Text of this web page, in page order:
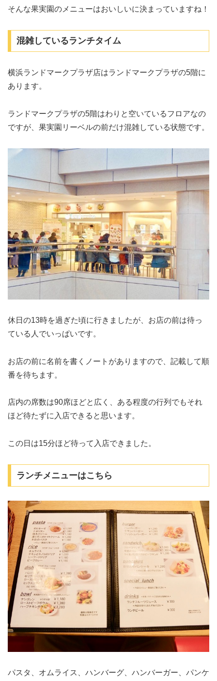
そんな果実園のメニューはおいしいに決まっていますね！
混雑しているランチタイム
横浜ランドマークプラザ店はランドマークプラザの5階に
あります。
ランドマークプラザの5階はわりと空いているフロアなの
ですが、果実園リーベルの前だけ混雑している状態です。
休日の13時を過ぎた頃に行きましたが、お店の前は待っ
ている人でいっぱいです。
お店の前に名前を書くノートがありますので、記載して順
番を待ちます。
店内の席数は90席ほどと広く、ある程度の行列でもそれ
ほど待たずに入店できると思います。
この日は15分ほど待って入店できました。
ランチメニューはこちら
パスタ、オムライス、ハンバーグ、ハンバーガー、パンケ